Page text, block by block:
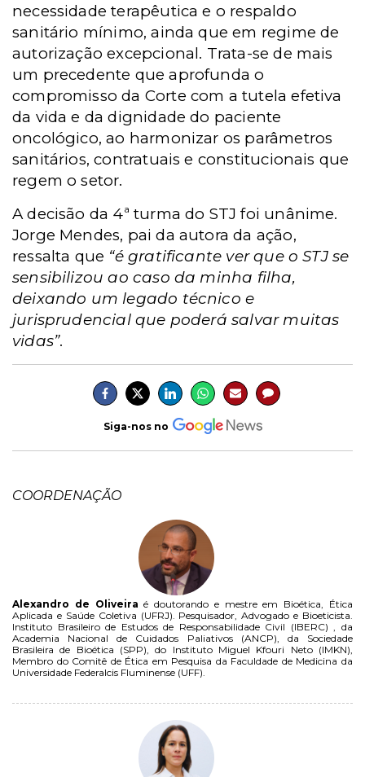
necessidade terapêutica e o respaldo
sanitário mínimo, ainda que em regime de
autorização excepcional. Trata-se de mais
um precedente que aprofunda o
compromisso da Corte com a tutela efetiva
da vida e da dignidade do paciente
oncológico, ao harmonizar os parâmetros
sanitários, contratuais e constitucionais que
regem o setor.
A decisão da 4ª turma do STJ foi unânime.
Jorge Mendes, pai da autora da ação,
ressalta que “é gratificante ver que o STJ se
sensibilizou ao caso da minha filha,
deixando um legado técnico e
jurisprudencial que poderá salvar muitas
vidas”.
Siga-nos no
COORDENAÇÃO
Alexandro de Oliveira é doutorando e mestre em Bioética, Ética
Aplicada e Saúde Coletiva (UFRJ). Pesquisador, Advogado e Bioeticista.
Instituto Brasileiro de Estudos de Responsabilidade Civil (IBERC) , da
Academia Nacional de Cuidados Paliativos (ANCP), da Sociedade
Brasileira de Bioética (SPP), do Instituto Miguel Kfouri Neto (IMKN),
Membro do Comitê de Ética em Pesquisa da Faculdade de Medicina da
Universidade Federalcis Fluminense (UFF).